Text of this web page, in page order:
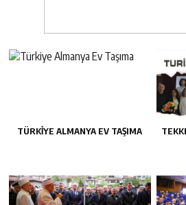
TÜRKIYE ALMANYA EV TAŞIMA